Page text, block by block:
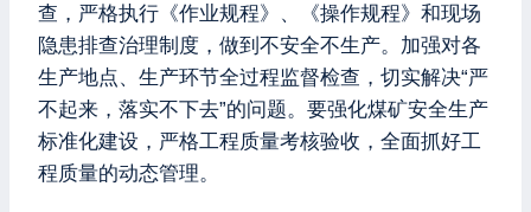
查，严格执行《作业规程》、《操作规程》和现场
隐患排查治理制度，做到不安全不生产。加强对各
生产地点、生产环节全过程监督检查，切实解决“严
不起来，落实不下去”的问题。要强化煤矿安全生产
标准化建设，严格工程质量考核验收，全面抓好工
程质量的动态管理。